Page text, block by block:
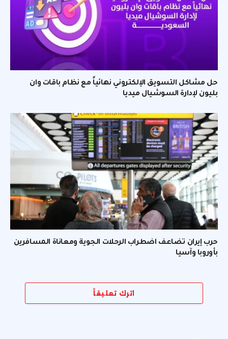
حل مشاكل التسويق الإلكتروني نهائياً مع نظام باقات وان
بليون لإدارة السوشيال ميديا
حرب إيران تضاعف اضطراب الرحلات الجوية ومعاناة المسافرين
بأوروبا وآسيا
اترك تعليقاً